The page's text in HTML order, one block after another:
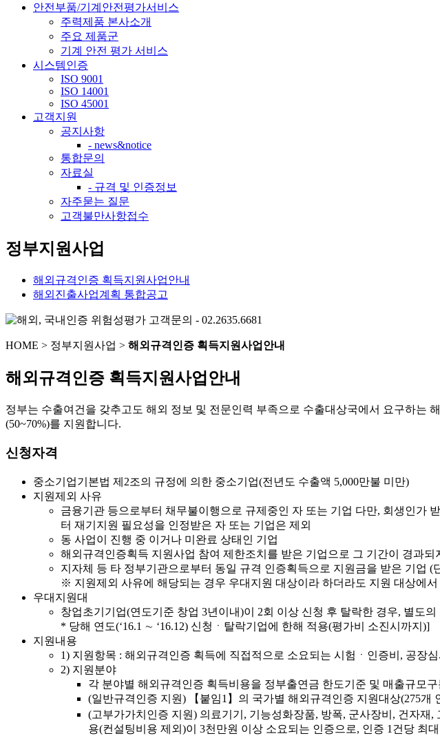
안전부품/기계안전평가서비스
주력제품 본사소개
주요 제품군
기계 안전 평가 서비스
시스템인증
ISO 9001
ISO 14001
ISO 45001
고객지원
공지사항
- news&notice
통합문의
자료실
- 규격 및 인증정보
자주묻는 질문
고객불만사항접수
정부지원사업
해외규격인증 획득지원사업안내
해외진출사업계획 통합공고
HOME > 정부지원사업 > 해외규격인증 획득지원사업안내
해외규격인증 획득지원사업안내
정부는 수출여건을 갖추고도 해외 정보 및 전문인력 부족으로 수출대상국에서 요구하는
(50~70%)를 지원합니다.
신청자격
중소기업기본법 제2조의 규정에 의한 중소기업(전년도 수출액 5,000만불 미만)
지원제외 사유
금융기관 등으로부터 채무불이행으로 규제중인 자 또는 기업 다만, 회생인가
터 재기지원 필요성을 인정받은 자 또는 기업은 제외
동 사업이 진행 중 이거나 미완료 상태인 기업
해외규격인증획득 지원사업 참여 제한조치를 받은 기업으로 그 기간이 경과되
지자체 등 타 정부기관으로부터 동일 규격 인증획득으로 지원금을 받은 기업
※ 지원제외 사유에 해당되는 경우 우대지원 대상이라 하더라도 지원 대상에서
우대지원대
창업초기기업(연도기준 창업 3년이내)이 2회 이상 신청 후 탈락한 경우, 별도
* 당해 연도(‘16.1 ∼ ‘16.12) 신청ㆍ탈락기업에 한해 적용(평가비 소진시까지)]
지원내용
1) 지원항목 : 해외규격인증 획득에 직접적으로 소요되는 시험ㆍ인증비, 공장
2) 지원분야
각 분야별 해외규격인증 획득비용을 정부출연금 한도기준 및 매출규모
(일반규격인증 지원) 【붙임1】의 국가별 해외규격인증 지원대상(275개
(고부가가치인증 지원) 의료기기, 기능성화장품, 방폭, 군사장비, 건자재
용(컨설팅비용 제외)이 3천만원 이상 소요되는 인증으로, 인증 1건당 최